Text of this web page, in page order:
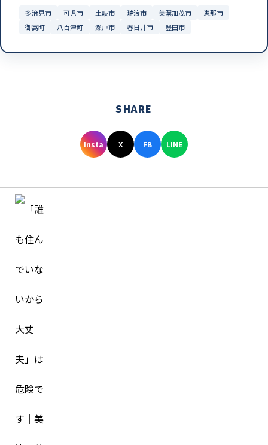
多治見市 可児市 土岐市 瑞浪市 美濃加茂市
恵那市
御嵩町
八百津町 瀬戸市 春日井市 豊田市
SHARE
Insta X FB LINE